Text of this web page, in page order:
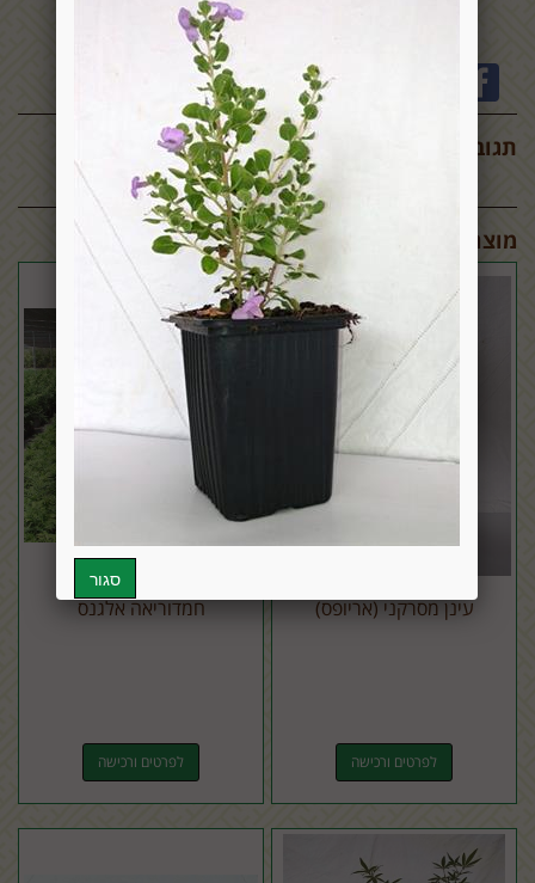
תגובות:
מוצרים דומים:
עינן מסרקני (אריופס)
לפרטים ורכישה
חמדוריאה אלגנס
לפרטים ורכישה